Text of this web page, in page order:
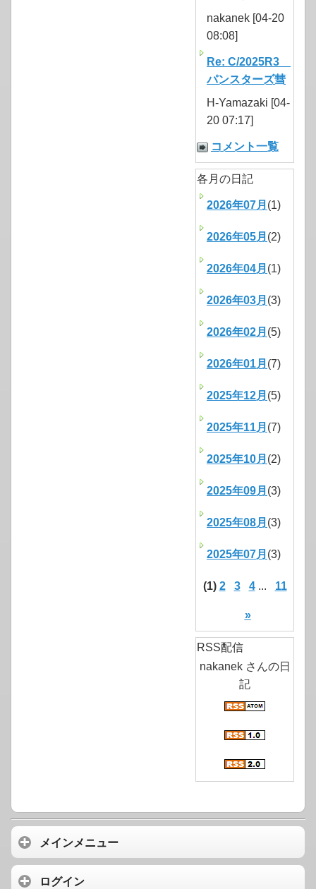
nakanek [04-20
08:08]
Re: C/2025R3
パンスターズ彗
H-Yamazaki [04-
20 07:17]
コメント一覧
各月の日記
2026年07月 (1)
2026年05月 (2)
2026年04月 (1)
2026年03月 (3)
2026年02月 (5)
2026年01月 (7)
2025年12月 (5)
2025年11月 (7)
2025年10月 (2)
2025年09月 (3)
2025年08月 (3)
2025年07月 (3)
(1) 2 3 4... 11
»
RSS配信
nakanek さんの日
記
メインメニュー
ログイン